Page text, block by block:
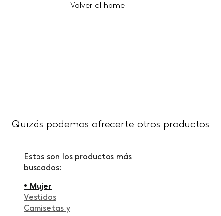
Volver al home
Quizás podemos ofrecerte otros productos
Estos son los productos más
buscados:
• Mujer
Vestidos
Camisetas y